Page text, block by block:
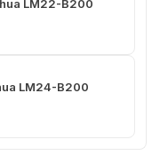
LM22-B200
LM24-B200